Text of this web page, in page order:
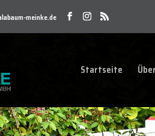
meinke.de
Startseite